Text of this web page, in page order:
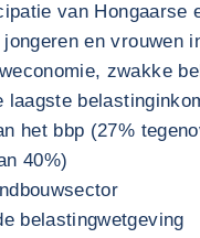
van Hongaarse
en vrouwen
zwakke
laagste
het bbp (27%
40%)
belastingwetgeving